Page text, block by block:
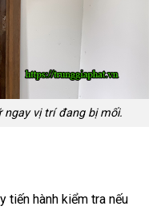
vị trí đang bị mối.
tiến hành kiểm tra nếu